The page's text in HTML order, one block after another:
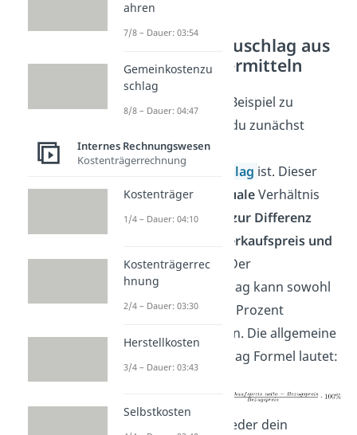
Kalkulationszuschlag aus
Bezugspreis ermitteln
Um das folgende Beispiel zu
verstehen, musst du zunächst
wissen, was der
Kalkulationszuschlag ist. Dieser
stellt dasprozentualeVerhältnis
vomBezugspreis zur Differenz
zwischen Listenverkaufspreis und
Bezugspreisdar. Der
Kalkulationszuschlag kann sowohl
in Euro als auch in Prozent
angegeben werden. Die allgemeine
Kalkulationszuschlag Formel lautet:
Wir betrachten wieder dein
ahren
7/8 – Dauer: 03:54
Gemeinkostenzu
schlag
8/8 – Dauer: 04:47
Internes Rechnungswesen
Kostenträgerrechnung
Kostenträger
1/4 – Dauer: 04:10
Kostenträgerrec
hnung
2/4 – Dauer: 03:30
Herstellkosten
3/4 – Dauer: 03:43
Selbstkosten